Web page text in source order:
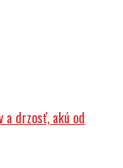
a drzosť, akú od